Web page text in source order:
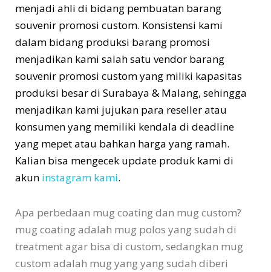
menjadi ahli di bidang pembuatan barang
souvenir promosi custom. Konsistensi kami
dalam bidang produksi barang promosi
menjadikan kami salah satu vendor barang
souvenir promosi custom yang miliki kapasitas
produksi besar di Surabaya & Malang, sehingga
menjadikan kami jujukan para reseller atau
konsumen yang memiliki kendala di deadline
yang mepet atau bahkan harga yang ramah.
Kalian bisa mengecek update produk kami di
akun instagram kami.
Apa perbedaan mug coating dan mug custom?
mug coating adalah mug polos yang sudah di
treatment agar bisa di custom, sedangkan mug
custom adalah mug yang yang sudah diberi